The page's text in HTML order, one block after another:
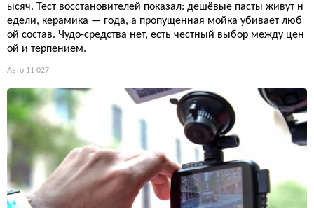
ысяч. Тест восстановителей показал: дешёвые пасты живут н
едели, керамика — года, а пропущенная мойка убивает люб
ой состав. Чудо-средства нет, есть честный выбор между цен
ой и терпением.
Авто 11 027